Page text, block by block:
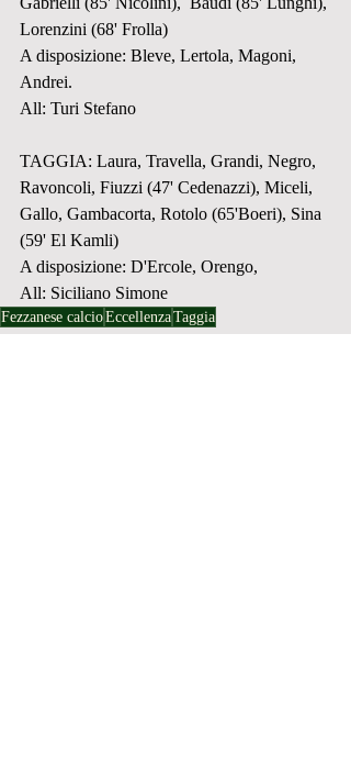
Lorenzini (68' Frolla)
A disposizione: Bleve, Lertola, Magoni,
Andrei.
All: Turi Stefano
TAGGIA: Laura, Travella, Grandi, Negro,
Ravoncoli, Fiuzzi (47' Cedenazzi), Miceli,
Gallo, Gambacorta, Rotolo (65'Boeri), Sina
(59' El Kamli)
A disposizione: D'Ercole, Orengo,
All: Siciliano Simone
Fezzanese calcioEccellenzaTaggia